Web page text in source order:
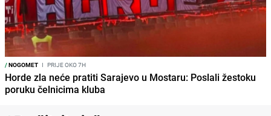
/NOGOMET I PRIJE OKO 7H
Horde zla neće pratiti Sarajevo u Mostaru: Poslali žestoku
poruku čelnicima kluba